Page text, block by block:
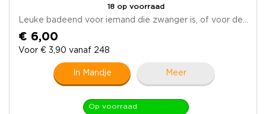
18 op voorraad
Leuke badeend voor iemand die zwanger is, of voor de...
€ 6,00
Voor € 3,90 vanaf 248
In Mandje Meer
Op voorraad